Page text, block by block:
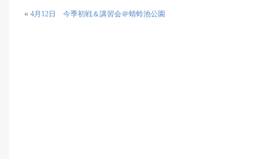
« 4月12日 今季初戦＆講習会＠蜻蛉池公園